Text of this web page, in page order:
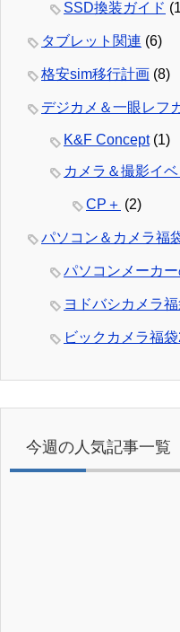
SSD換装ガイド
タブレット関連 (6)
格安sim移行計画 (8)
デジカメ＆一眼レフ
K&F Concept(1)
カメラ＆撮影イベ
CP＋ (2)
パソコン＆カメラ福
パソコンメーカ
ヨドバシカメラ
ビックカメラ福
今週の人気記事一覧